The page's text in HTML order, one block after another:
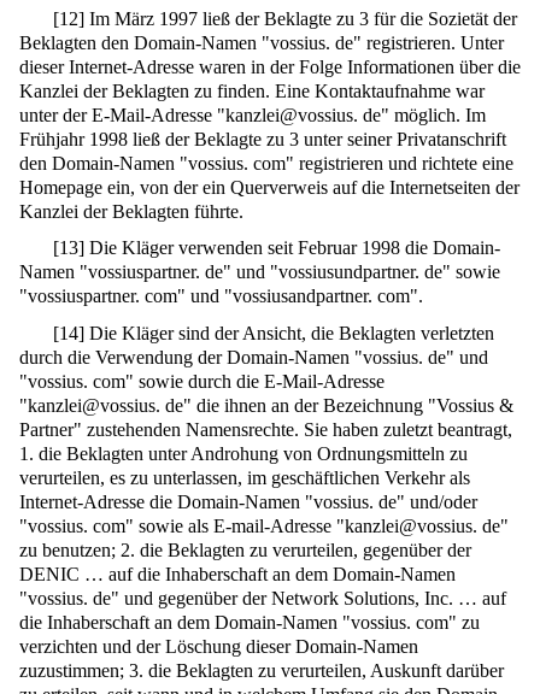
[12] Im März 1997 ließ der Beklagte zu 3 für die Sozietät der
Beklagten den Domain-Namen "vossius. de" registrieren. Unter
dieser Internet-Adresse waren in der Folge Informationen über die
Kanzlei der Beklagten zu finden. Eine Kontaktaufnahme war
unter der E-Mail-Adresse "kanzlei@vossius. de" möglich. Im
Frühjahr 1998 ließ der Beklagte zu 3 unter seiner Privatanschrift
den Domain-Namen "vossius. com" registrieren und richtete eine
Homepage ein, von der ein Querverweis auf die Internetseiten der
Kanzlei der Beklagten führte.
[13] Die Kläger verwenden seit Februar 1998 die Domain-
Namen "vossiuspartner. de" und "vossiusundpartner. de" sowie
"vossiuspartner. com" und "vossiusandpartner. com".
[14] Die Kläger sind der Ansicht, die Beklagten verletzten
durch die Verwendung der Domain-Namen "vossius. de" und
"vossius. com" sowie durch die E-Mail-Adresse
"kanzlei@vossius. de" die ihnen an der Bezeichnung "Vossius &
Partner" zustehenden Namensrechte. Sie haben zuletzt beantragt,
1. die Beklagten unter Androhung von Ordnungsmitteln zu
verurteilen, es zu unterlassen, im geschäftlichen Verkehr als
Internet-Adresse die Domain-Namen "vossius. de" und/oder
"vossius. com" sowie als E-mail-Adresse "kanzlei@vossius. de"
zu benutzen; 2. die Beklagten zu verurteilen, gegenüber der
DENIC … auf die Inhaberschaft an dem Domain-Namen
"vossius. de" und gegenüber der Network Solutions, Inc. … auf
die Inhaberschaft an dem Domain-Namen "vossius. com" zu
verzichten und der Löschung dieser Domain-Namen
zuzustimmen; 3. die Beklagten zu verurteilen, Auskunft darüber